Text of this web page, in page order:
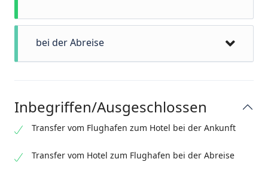
bei der Abreise
Inbegriffen/Ausgeschlossen
Transfer vom Flughafen zum Hotel bei der Ankunft
Transfer vom Hotel zum Flughafen bei der Abreise